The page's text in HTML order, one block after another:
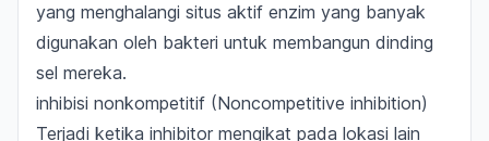
yang menghalangi situs aktif enzim yang banyak
digunakan oleh bakteri untuk membangun dinding
sel mereka.
inhibisi nonkompetitif (Noncompetitive inhibition)
Terjadi ketika inhibitor mengikat pada lokasi lain